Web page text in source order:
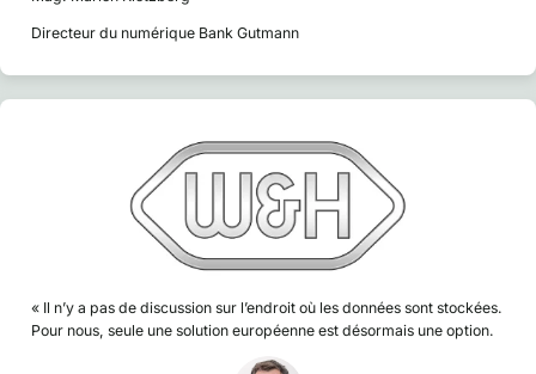
Directeur du numérique Bank Gutmann
« Il n’y a pas de discussion sur l’endroit où les données sont stockées.
Pour nous, seule une solution européenne est désormais une option.